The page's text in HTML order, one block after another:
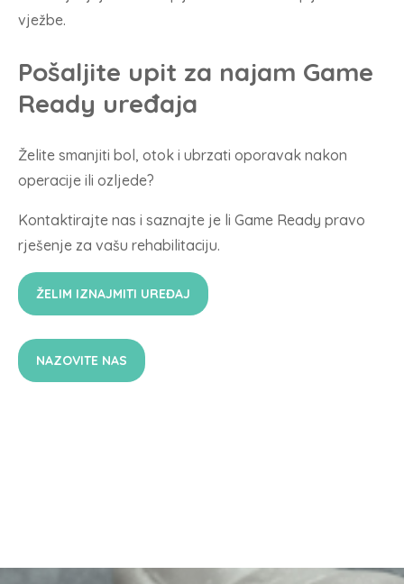
vježbe.
Pošaljite upit za najam Game
Ready uređaja
Želite smanjiti bol, otok i ubrzati oporavak nakon
operacije ili ozljede?
Kontaktirajte nas i saznajte je li Game Ready pravo
rješenje za vašu rehabilitaciju.
ŽELIM IZNAJMITI UREĐAJ
NAZOVITE NAS